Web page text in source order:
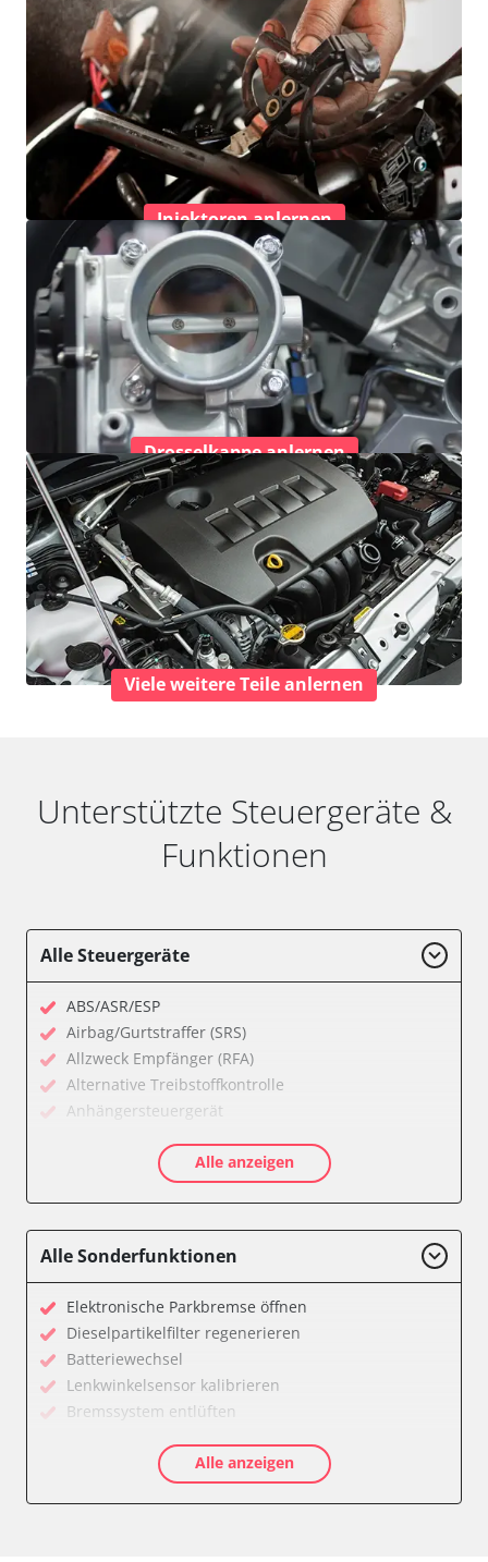
Injektoren anlernen
Drosselkappe anlernen
Viele weitere Teile anlernen
Unterstützte Steuergeräte &
Funktionen
Alle Steuergeräte
ABS/ASR/ESP
Airbag/Gurtstraffer (SRS)
Allzweck Empfänger (RFA)
Alternative Treibstoffkontrolle
Anhängersteuergerät
Diesel Additiv-System
Getriebesteuerung
Informationsanzeige vorne (FDIM)
Klimaanlage
Kombiinstrument
Lenkradwinkel-Sensor
Leuchtweitenregulierung (LWR)
Motorsteuerung (EMS)
Schlüssellose Fernbedienung
Seitenhinderniserkennung links (SODL)
Alle anzeigen
Alle Sonderfunktionen
Elektronische Parkbremse öffnen
Dieselpartikelfilter regenerieren
Batteriewechsel
Lenkwinkelsensor kalibrieren
Bremssystem entlüften
AGR Ventil anlernen
Luftmassenmesser anlernen
Alle anzeigen